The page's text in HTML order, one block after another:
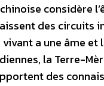
considère
des circuits
a une âme
la Terre-
des